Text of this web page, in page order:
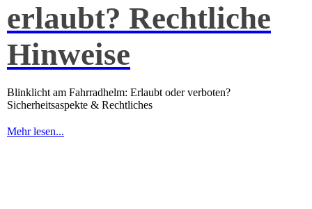
erlaubt? Rechtliche
Hinweise
Blinklicht am Fahrradhelm: Erlaubt oder verboten?
Sicherheitsaspekte & Rechtliches
Mehr lesen...